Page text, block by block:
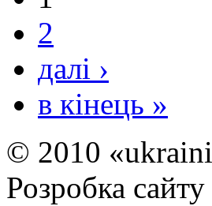
2
далі ›
в кінець »
© 2010
Розробка сайту